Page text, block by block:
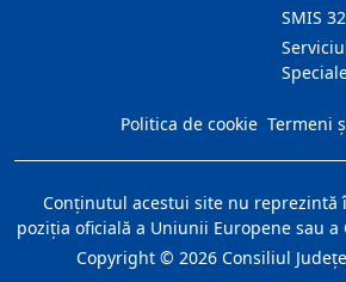
SMIS
Politica de cookie Termeni
Conţinutul acestui site nu
poziţia oficială a Uniunii Europene sau
Copyright © 2026 Consiliul